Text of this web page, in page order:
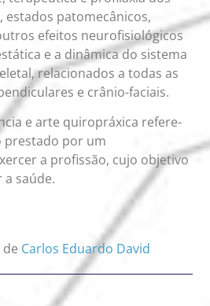
patomecânicos,
efeitos neurofisiológicos
e a dinâmica do sistema
relacionados a todas as
e crânio-faciais.
e arte quiropráxica refere-
prestado por um
a profissão, cujo objetivo
saúde.
Carlos Eduardo David